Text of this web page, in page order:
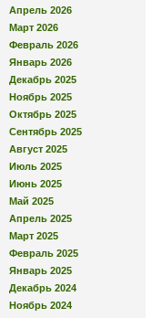
Апрель 2026
Март 2026
Февраль 2026
Январь 2026
Декабрь 2025
Ноябрь 2025
Октябрь 2025
Сентябрь 2025
Август 2025
Июль 2025
Июнь 2025
Май 2025
Апрель 2025
Март 2025
Февраль 2025
Январь 2025
Декабрь 2024
Ноябрь 2024